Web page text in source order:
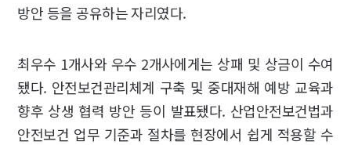
방안 등을 공유하는 자리였다.
최우수 1개사와 우수 2개사에게는 상패 및 상금이 수여
됐다. 안전보건관리체계 구축 및 중대재해 예방 교육과
향후 상생 협력 방안 등이 발표됐다. 산업안전보건법과
안전보건 업무 기준과 절차를 현장에서 쉽게 적용할 수